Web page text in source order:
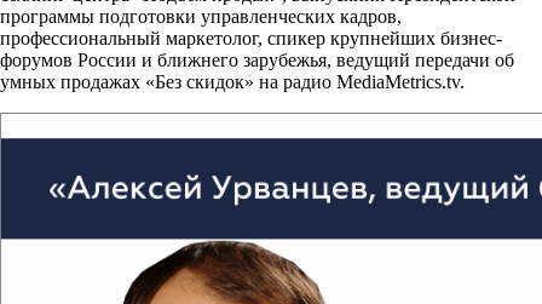
программы подготовки управленческих кадров,
профессиональный маркетолог, спикер крупнейших бизнес-
форумов России и ближнего зарубежья, ведущий передачи об
умных продажах «Без скидок» на радио MediaMetriсs.tv.